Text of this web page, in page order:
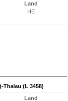
Land
HE
Thalau (L 3458)
Land